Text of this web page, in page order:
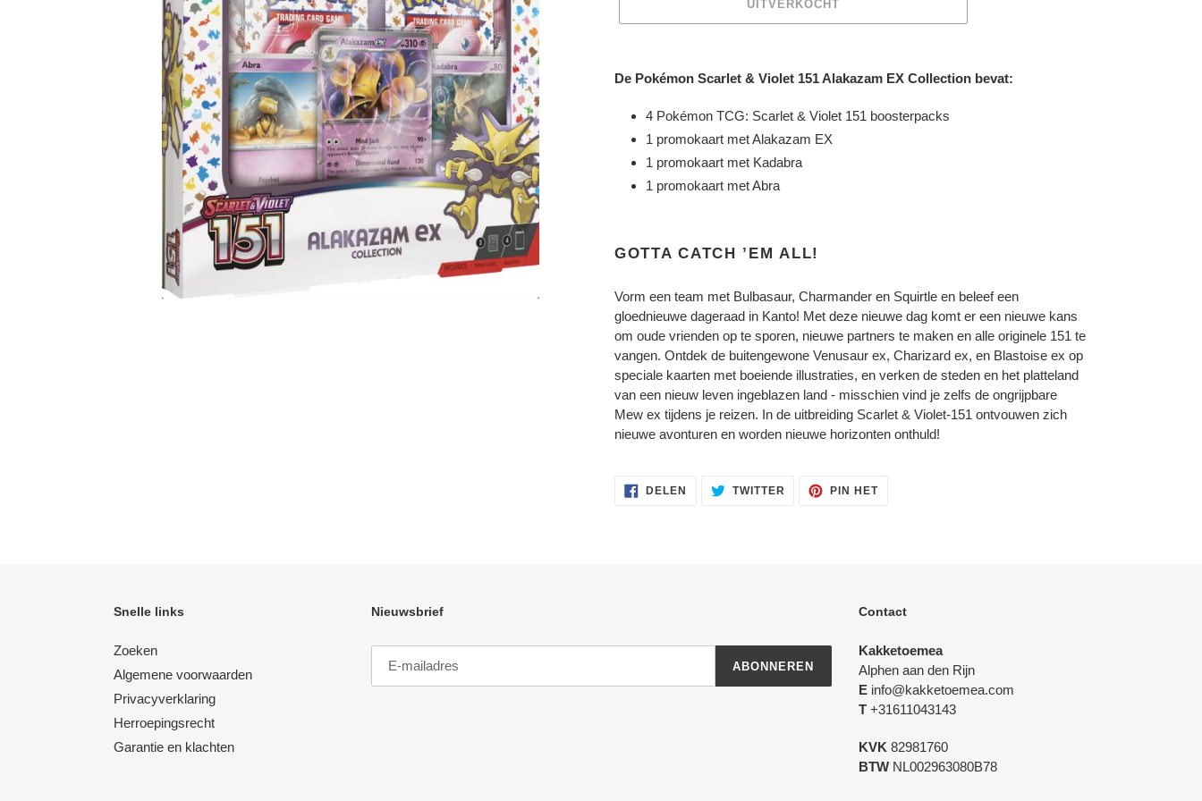
UITVERKOCHT
toegevoegen
De Pokémon Scarlet & Violet 151 Alakazam EX Collection bevat:
4 Pokémon TCG: Scarlet & Violet 151 boosterpacks
1 promokaart met Alakazam EX
1 promokaart met Kadabra
1 promokaart met Abra
GOTTA CATCH ’EM ALL!
Vorm een team met Bulbasaur, Charmander en Squirtle en beleef een
gloednieuwe dageraad in Kanto! Met deze nieuwe dag komt er een nieuwe kans
om oude vrienden op te sporen, nieuwe partners te maken en alle originele 151 te
vangen. Ontdek de buitengewone Venusaur ex, Charizard ex, en Blastoise ex op
speciale kaarten met boeiende illustraties, en verken de steden en het platteland
van een nieuw leven ingeblazen land - misschien vind je zelfs de ongrijpbare
Mew ex tijdens je reizen. In de uitbreiding Scarlet & Violet-151 ontvouwen zich
nieuwe avonturen en worden nieuwe horizonten onthuld!
DELEN
DELEN TWITTER TWITTERENPIN HETPINNEN
Snelle links
Zoeken
Algemene voorwaarden
Privacyverklaring
Herroepingsrecht
Garantie en klachten
Nieuwsbrief
ABONNEREN
Contact
Kakketoemea
Alphen aan den Rijn
Einfo@kakketoemea.com
T+31611043143
KVK 82981760
BTWNL002963080B78